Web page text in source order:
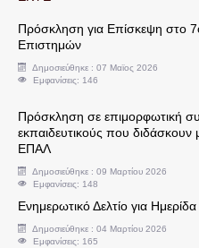
Διευθυντής
Τμήματα Διεύθυνσης
Σχολεία
Διοικητικά Θέματα
Υπηρεσιακές
Πρόσκληση για Επίσκεψη στο
Επιστημών
Δημοσιεύθηκε : 07 Μαϊος 2026
Εμφανίσεις: 146
Πρόσκληση σε επιμορφωτική
εκπαιδευτικούς που
ΕΠΑΛ
Δημοσιεύθηκε : 09 Μαρτίου 2026
Εμφανίσεις: 148
Ενημερωτικό Δελτίο για
Δημοσιεύθηκε : 04 Μαρτίου 2026
Εμφανίσεις: 165